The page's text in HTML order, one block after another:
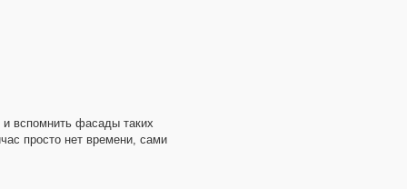
вспомнить фасады таких
просто нет времени, сами